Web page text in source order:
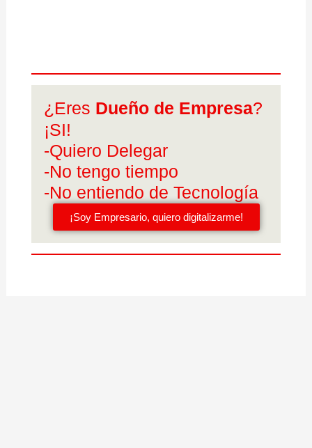
¿Eres Dueño de Empresa?
¡SI!
-Quiero Delegar
-No tengo tiempo
-No entiendo de Tecnología
¡Soy Empresario, quiero digitalizarme!